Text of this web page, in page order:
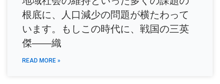
根底に、人口減少の問題が横たわって
います。もしこの時代に、戦国の三英
傑――織
READ MORE »